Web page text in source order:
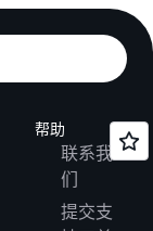
帮助
联系我
们
提交支